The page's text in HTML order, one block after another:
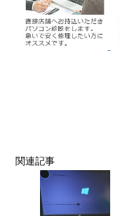
関連記事